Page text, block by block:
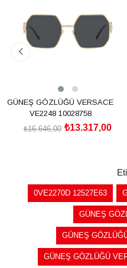
GÜNEŞ GÖZLÜĞÜ VERSACE
VE2248 10028758
₺13.317,00
₺16.646,00
0VE2270D 12527E63
GÜNEŞ
GÜNEŞ
GÜNEŞ GÖZLÜĞÜ